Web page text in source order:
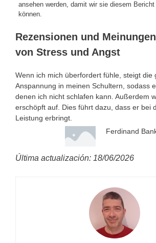
ansehen werden, damit wir sie diesem
können.
Rezensionen und
von Stress und Angst
Wenn ich mich überfordert fühle, steigt die
Anspannung in meinen Schultern, sodass
denen ich nicht schlafen kann. Außerdem
erschöpft auf. Dies führt dazu, dass er bei
Leistung erbringt.
Ferdinand
Última actualización: 18/06/2026